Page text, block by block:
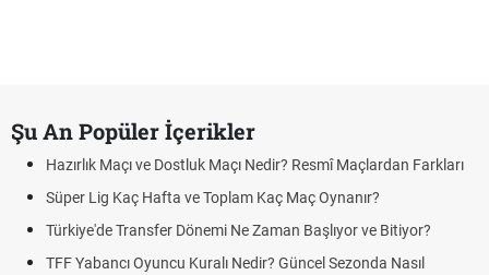
Şu An Popüler İçerikler
Hazırlık Maçı ve Dostluk Maçı Nedir? Resmî Maçlardan Farkları
Süper Lig Kaç Hafta ve Toplam Kaç Maç Oynanır?
Türkiye'de Transfer Dönemi Ne Zaman Başlıyor ve Bitiyor?
TFF Yabancı Oyuncu Kuralı Nedir? Güncel Sezonda Nasıl